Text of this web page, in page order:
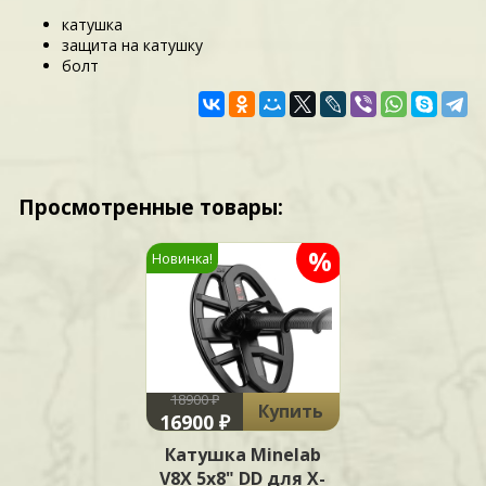
катушка
защита на катушку
болт
Просмотренные товары:
%
Новинка!
18900 ₽
16900 ₽
Купить
Катушка Minelab
V8X 5x8" DD для X-